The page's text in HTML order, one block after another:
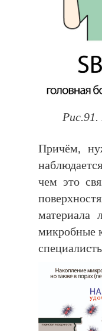
Причём,
чем это
материала
микробные